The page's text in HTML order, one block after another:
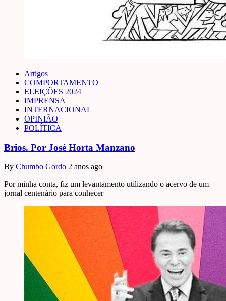
Artigos
COMPORTAMENTO
ELEIÇÕES 2024
IMPRENSA
INTERNACIONAL
OPINIÃO
POLÍTICA
Brios. Por José Horta Manzano
By Chumbo Gordo 2 anos ago
Por minha conta, fiz um levantamento utilizando o acervo de um
jornal centenário para conhecer